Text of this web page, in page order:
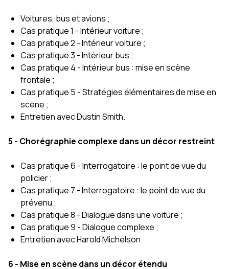
Voitures, bus et avions ;
Cas pratique 1 - Intérieur voiture ;
Cas pratique 2 - Intérieur voiture ;
Cas pratique 3 - Intérieur bus ;
Cas pratique 4 - Intérieur bus : mise en scène
frontale ;
Cas pratique 5 - Stratégies élémentaires de mise en
scène ;
Entretien avec Dustin Smith.
5 - Chorégraphie complexe dans un décor restreint
Cas pratique 6 - Interrogatoire : le point de vue du
policier ;
Cas pratique 7 - Interrogatoire : le point de vue du
prévenu ;
Cas pratique 8 - Dialogue dans une voiture ;
Cas pratique 9 - Dialogue complexe ;
Entretien avec Harold Michelson.
6 - Mise en scène dans un décor étendu